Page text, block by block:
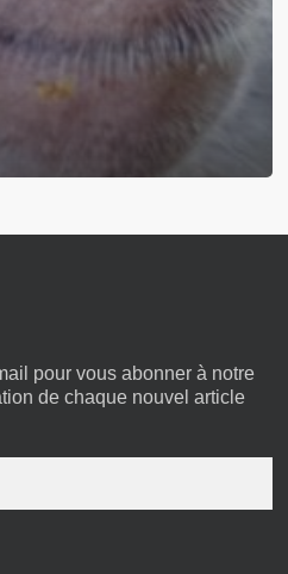
pour vous abonner à notre
de chaque nouvel article